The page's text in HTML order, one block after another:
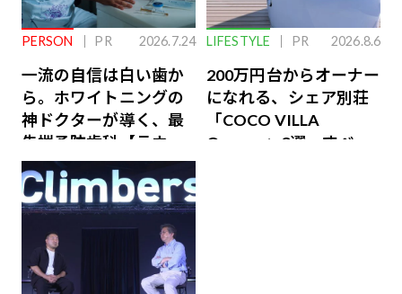
PERSON PR 2026.7.24
一流の自信は白い歯か
ら。ホワイトニングの
神ドクターが導く、最
先端予防歯科【ラウン
ジ会員特典あり】
LIFESTYLE PR 2026.8.6
200万円台からオーナー
になれる、シェア別荘
「COCO VILLA
Owners」3選。すべて